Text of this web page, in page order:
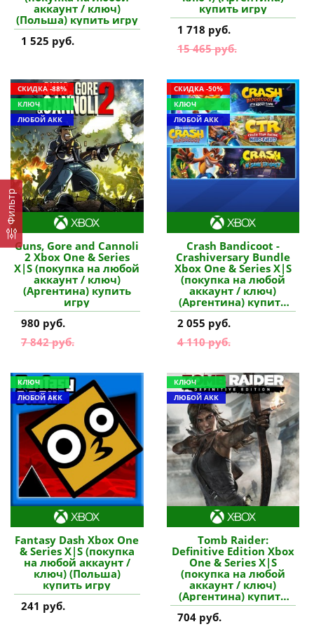
Фильтр
аккаунт / ключ)
(Польша) купить игру
1 525 руб.
купить игру
1 718 руб.
15 465 руб.
СКИДКА -88%
КЛЮЧ
ЛЮБОЙ АКК
Guns, Gore and Cannoli
2 Xbox One & Series
X|S (покупка на любой
аккаунт / ключ)
(Аргентина) купить
игру
980 руб.
7 842 руб.
СКИДКА -50%
КЛЮЧ
ЛЮБОЙ АКК
Crash Bandicoot -
Crashiversary Bundle
Xbox One & Series X|S
(покупка на любой
аккаунт / ключ)
(Аргентина) купить
игру
2 055 руб.
4 110 руб.
КЛЮЧ
ЛЮБОЙ АКК
Fantasy Dash Xbox One
& Series X|S (покупка
на любой аккаунт /
ключ) (Польша)
купить игру
241 руб.
КЛЮЧ
ЛЮБОЙ АКК
Tomb Raider:
Definitive Edition Xbox
One & Series X|S
(покупка на любой
аккаунт / ключ)
(Аргентина) купить
игру
704 руб.